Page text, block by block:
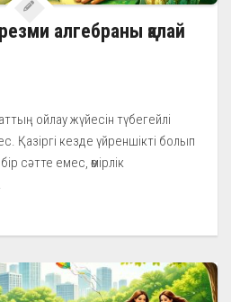
алгебраны қалай
ойлау жүйесін түбегейлі
Қазіргі кезде үйреншікті болып
сәтте емес, өмірлік